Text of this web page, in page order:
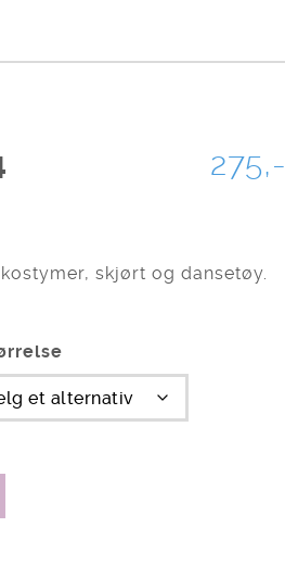
275,-
skjørt og dansetøy.